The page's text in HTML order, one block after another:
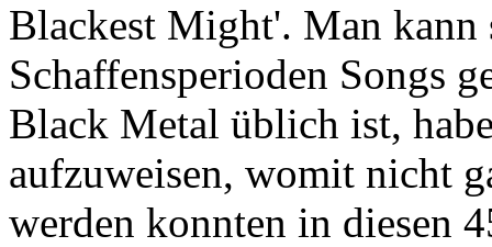
Blackest Might'. Man kann
Schaffensperioden Songs
Black Metal üblich ist,
aufzuweisen, womit nicht
werden konnten in diesen